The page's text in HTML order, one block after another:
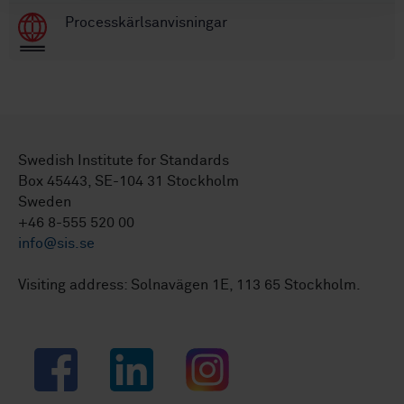
Processkärlsanvisningar
Swedish Institute for Standards
Box 45443, SE-104 31 Stockholm
Sweden
+46 8-555 520 00
info@sis.se
Visiting address: Solnavägen 1E, 113 65 Stockholm.
Facebook LinkedIn Instagram